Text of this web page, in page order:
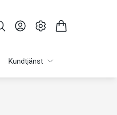
Kundtjänst